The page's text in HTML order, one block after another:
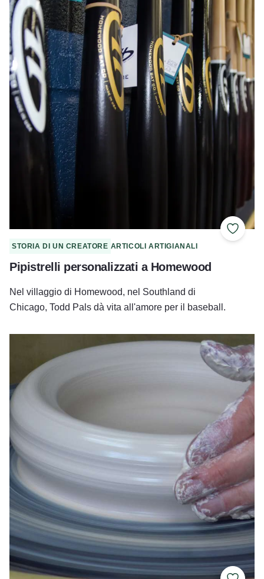
STORIA DI UN CREATORE ARTICOLI ARTIGIANALI
Pipistrelli personalizzati a Homewood
Nel villaggio di Homewood, nel Southland di
Chicago, Todd Pals dà vita all'amore per il baseball.